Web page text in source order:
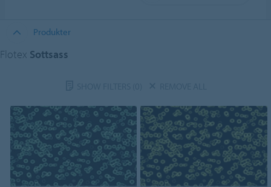
Produkter
Flotex Sottsass